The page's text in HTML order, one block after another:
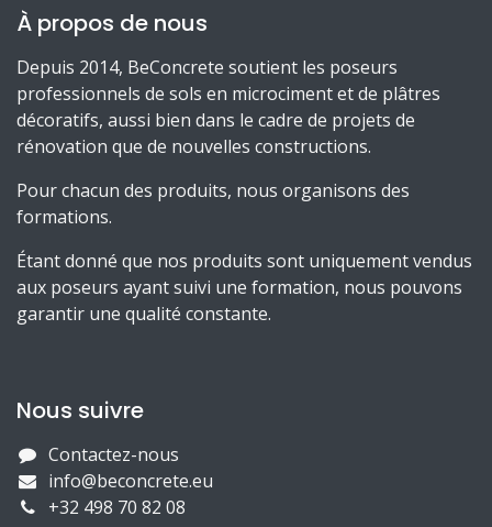
À propos de nous
Depuis 2014, BeConcrete soutient les poseurs
professionnels de sols en microciment et de plâtres
décoratifs, aussi bien dans le cadre de projets de
rénovation que de nouvelles constructions.
Pour chacun des produits, nous organisons des
formations.
Étant donné que nos produits sont uniquement vendus
aux poseurs ayant suivi une formation, nous pouvons
garantir une qualité constante.
Nous suivre
Contactez-nous
info@beconcrete.eu
+32 498 70 82 08